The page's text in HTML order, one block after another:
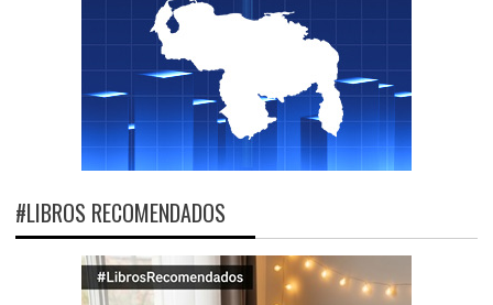
#LIBROS RECOMENDADOS